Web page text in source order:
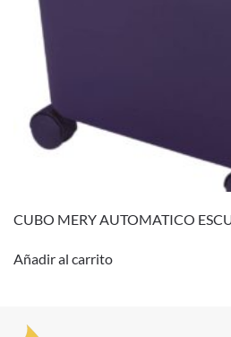
CUBO MERY AUTOMATICO
Añadir al carrito